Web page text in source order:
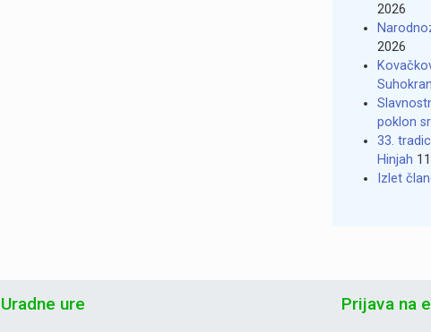
2026
2026
poklon
33.
Hinjah
Izlet
Uradne ure Prijava na